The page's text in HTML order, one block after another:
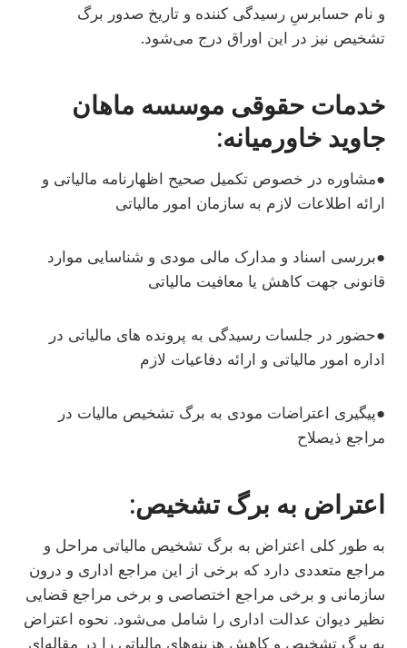
و نام حسابرسِ رسیدگی کننده و تاریخ صدور برگ
تشخیص نیز در این اوراق درج می‌شود.
خدمات حقوقی موسسه ماهان
جاوید خاورمیانه:
●مشاوره در خصوص تکمیل صحیح اظهارنامه مالیاتی و
ارائه اطلاعات لازم به سازمان امور مالیاتی
●بررسی اسناد و مدارک مالی مودی و شناسایی موارد
قانونی جهت کاهش یا معافیت مالیاتی
●حضور در جلسات رسیدگی به پرونده های مالیاتی در
اداره امور مالیاتی و ارائه دفاعیات لازم
●پیگیری اعتراضات مودی به برگ تشخیص مالیات در
مراجع ذیصلاح
اعتراض به برگ تشخیص:
به طور کلی اعتراض به برگ تشخیص مالیاتی مراحل و
مراجع متعددی دارد که برخی از این مراجع اداری و درون
سازمانی و برخی مراجع اختصاصی و برخی مراجع قضایی
نظیر دیوان عدالت اداری را شامل می‌‌شود. نحوه اعتراض
به برگ تشخیص و کاهش هزینه‌های مالیاتی را در مقاله‌ای